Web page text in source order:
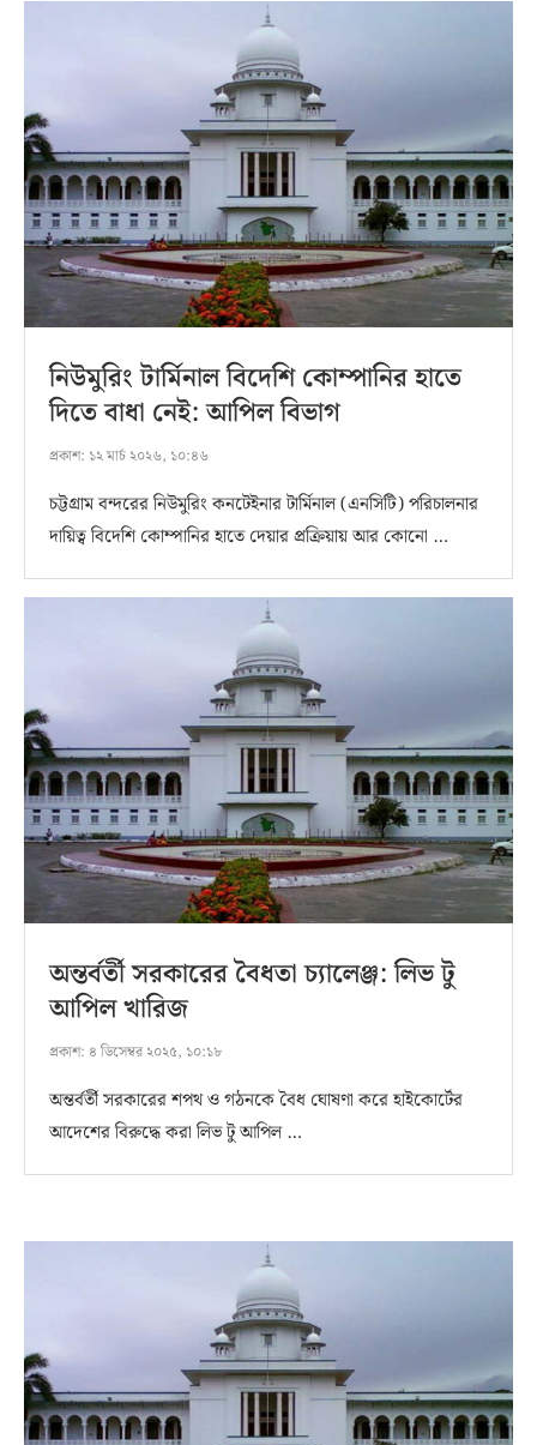
নিউমুরিং টার্মিনাল বিদেশি কোম্পানির হাতে
দিতে বাধা নেই: আপিল বিভাগ
প্রকাশ: ১২ মার্চ ২০২৬, ১০:৪৬
চট্টগ্রাম বন্দরের নিউমুরিং কনটেইনার টার্মিনাল (এনসিটি) পরিচালনার
দায়িত্ব বিদেশি কোম্পানির হাতে দেয়ার প্রক্রিয়ায় আর কোনো …
অন্তর্বর্তী সরকারের বৈধতা চ্যালেঞ্জ: লিভ টু
আপিল খারিজ
প্রকাশ: ৪ ডিসেম্বর ২০২৫, ১০:১৮
অন্তর্বর্তী সরকারের শপথ ও গঠনকে বৈধ ঘোষণা করে হাইকোর্টের
আদেশের বিরুদ্ধে করা লিভ টু আপিল …